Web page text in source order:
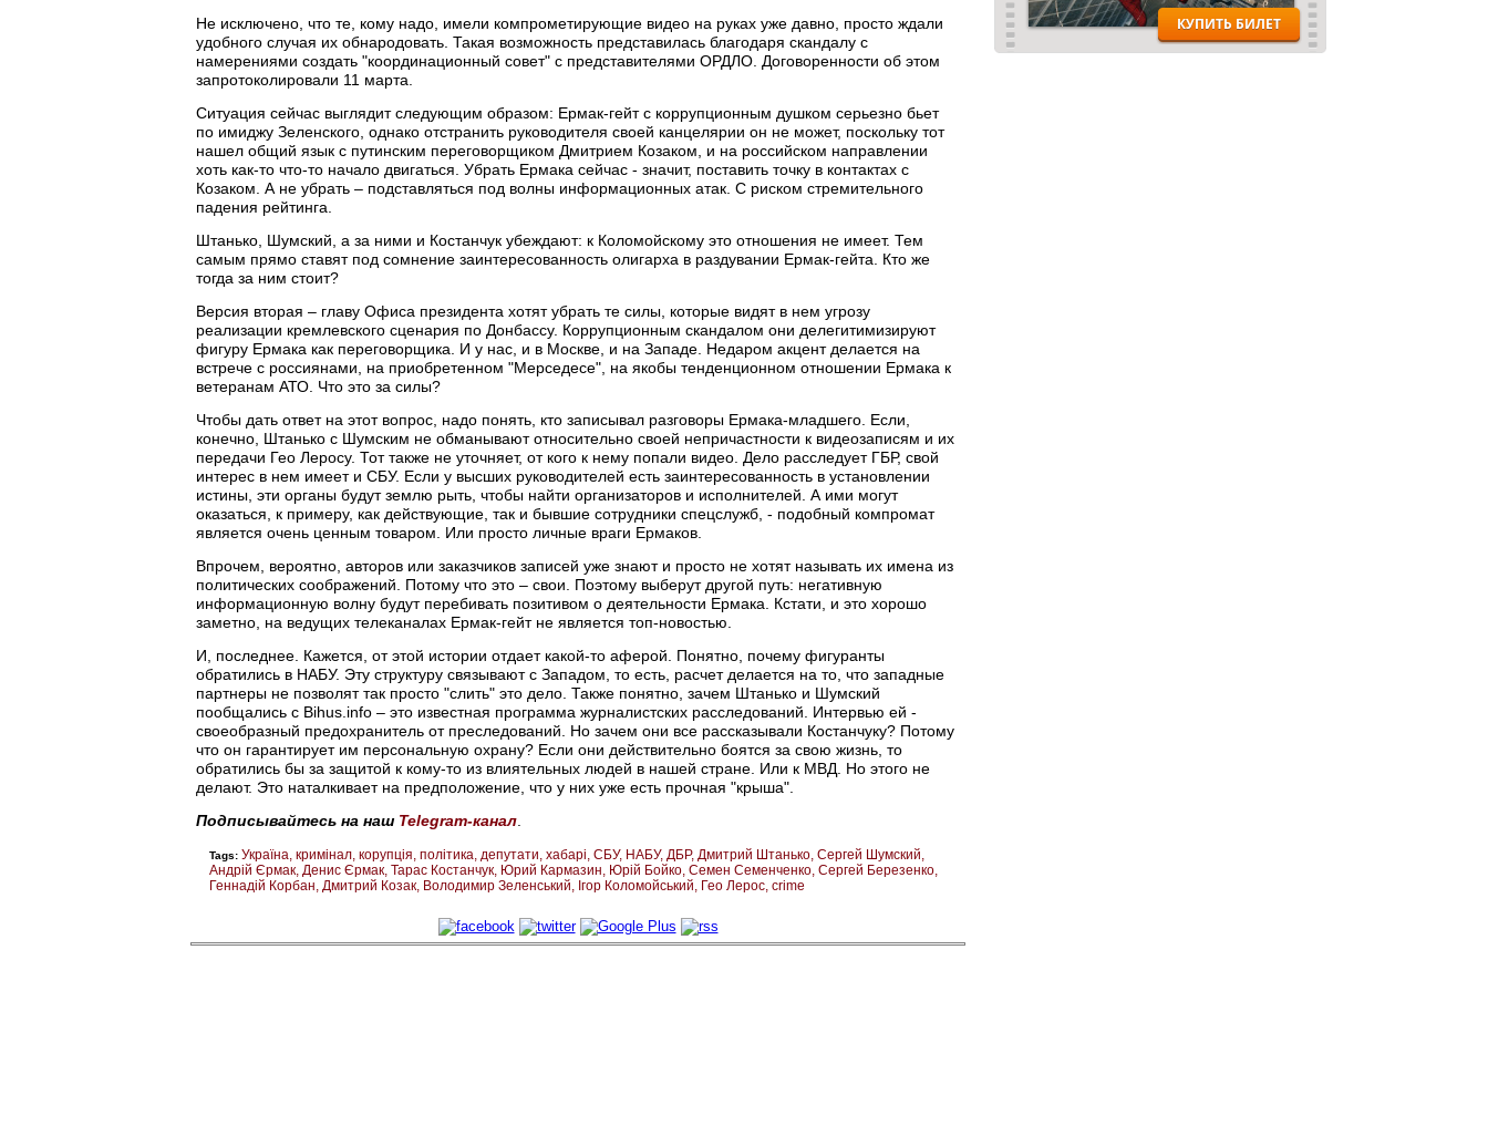
Не исключено, что те, кому надо, имели компрометирующие видео на руках уже давно, просто ждали
удобного случая их обнародовать. Такая возможность представилась благодаря скандалу с
намерениями создать "координационный совет" с представителями ОРДЛО. Договоренности об этом
запротоколировали 11 марта.
Ситуация сейчас выглядит следующим образом: Ермак-гейт с коррупционным душком серьезно бьет
по имиджу Зеленского, однако отстранить руководителя своей канцелярии он не может, поскольку тот
нашел общий язык с путинским переговорщиком Дмитрием Козаком, и на российском направлении
хоть как-то что-то начало двигаться. Убрать Ермака сейчас - значит, поставить точку в контактах с
Козаком. А не убрать – подставляться под волны информационных атак. С риском стремительного
падения рейтинга.
Штанько, Шумский, а за ними и Костанчук убеждают: к Коломойскому это отношения не имеет. Тем
самым прямо ставят под сомнение заинтересованность олигарха в раздувании Ермак-гейта. Кто же
тогда за ним стоит?
Версия вторая – главу Офиса президента хотят убрать те силы, которые видят в нем угрозу
реализации кремлевского сценария по Донбассу. Коррупционным скандалом они делегитимизируют
фигуру Ермака как переговорщика. И у нас, и в Москве, и на Западе. Недаром акцент делается на
встрече с россиянами, на приобретенном "Мерседесе", на якобы тенденционном отношении Ермака к
ветеранам АТО. Что это за силы?
Чтобы дать ответ на этот вопрос, надо понять, кто записывал разговоры Ермака-младшего. Если,
конечно, Штанько с Шумским не обманывают относительно своей непричастности к видеозаписям и их
передачи Гео Леросу. Тот также не уточняет, от кого к нему попали видео. Дело расследует ГБР, свой
интерес в нем имеет и СБУ. Если у высших руководителей есть заинтересованность в установлении
истины, эти органы будут землю рыть, чтобы найти организаторов и исполнителей. А ими могут
оказаться, к примеру, как действующие, так и бывшие сотрудники спецслужб, - подобный компромат
является очень ценным товаром. Или просто личные враги Ермаков.
Впрочем, вероятно, авторов или заказчиков записей уже знают и просто не хотят называть их имена из
политических соображений. Потому что это – свои. Поэтому выберут другой путь: негативную
информационную волну будут перебивать позитивом о деятельности Ермака. Кстати, и это хорошо
заметно, на ведущих телеканалах Ермак-гейт не является топ-новостью.
И, последнее. Кажется, от этой истории отдает какой-то аферой. Понятно, почему фигуранты
обратились в НАБУ. Эту структуру связывают с Западом, то есть, расчет делается на то, что западные
партнеры не позволят так просто "слить" это дело. Также понятно, зачем Штанько и Шумский
пообщались с Bihus.info – это известная программа журналистских расследований. Интервью ей -
своеобразный предохранитель от преследований. Но зачем они все рассказывали Костанчуку? Потому
что он гарантирует им персональную охрану? Если они действительно боятся за свою жизнь, то
обратились бы за защитой к кому-то из влиятельных людей в нашей стране. Или к МВД. Но этого не
делают. Это наталкивает на предположение, что у них уже есть прочная "крыша".
Подписывайтесь на наш Telegram-канал
Tags: Україна кримінал корупція політика депутати хабарі СБУ НАБУ ДБР Дмитрий Штанько Сергей Шумский
Андрій Єрмак Денис Єрмак Тарас Костанчук Юрий Кармазин Юрій Бойко Семен Семенченко Сергей Березенко
Геннадій Корбан Дмитрий Козак Володимир Зеленський Ігор Коломойський Гео Лерос crime